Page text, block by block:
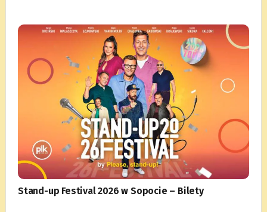
Stand-up Festival 2026 w Sopocie – Bilety